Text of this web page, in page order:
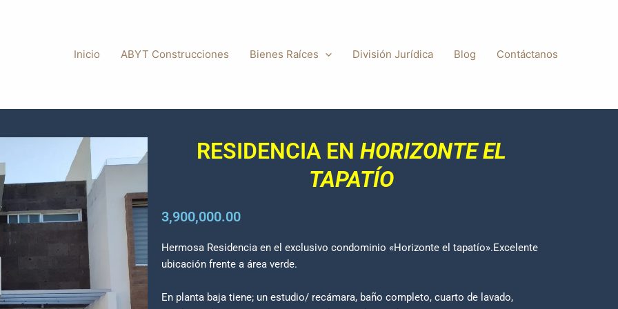
Inicio
ABYT Construcciones Bienes Raíces División Jurídica Blog Contáctanos
RESIDENCIA EN HORIZONTE EL
TAPATÍO
3,900,000.00
Hermosa Residencia en el exclusivo condominio «Horizonte el tapatío».Excelente
ubicación frente a área verde.
En planta baja tiene; un estudio/ recámara, baño completo, cuarto de lavado,